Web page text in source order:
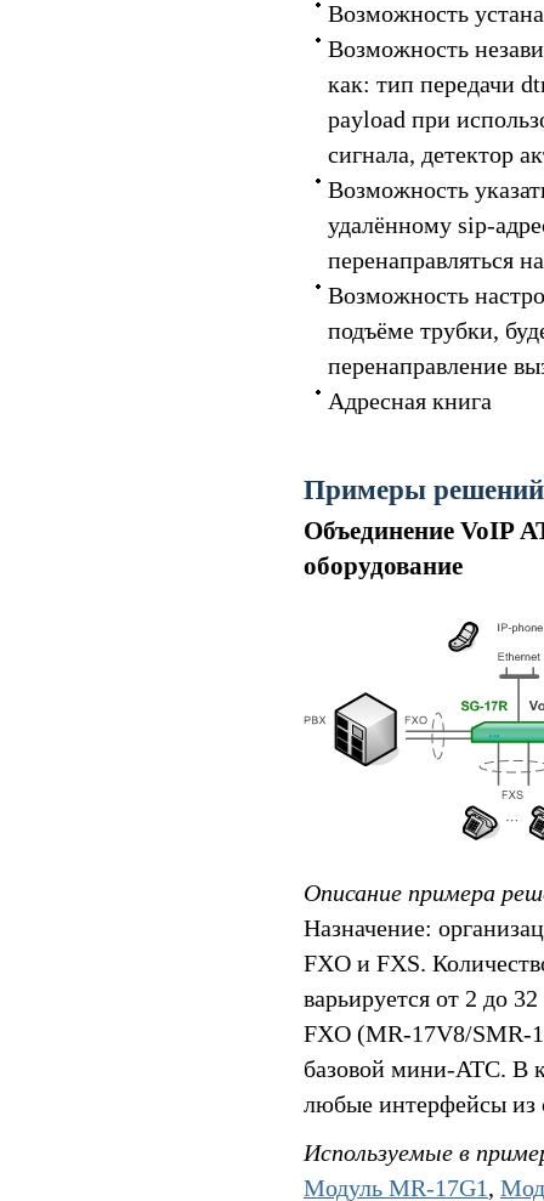
Возможность
Возможность
как: тип передачи
payload при
сигнала, детектор
Возможность
удалённому sip-
перенаправляться
Возможность
подъёме трубки,
перенаправление
Адресная книга
Примеры решений
Объединение VoIP
оборудование
Описание примера
Назначение:
FXO и FXS.
варьируется от 2 до
FXO (MR-17V8/SMR-
базовой мини-АТС. В
любые интерфейсы из
Используемые в
Модуль MR-17G1,